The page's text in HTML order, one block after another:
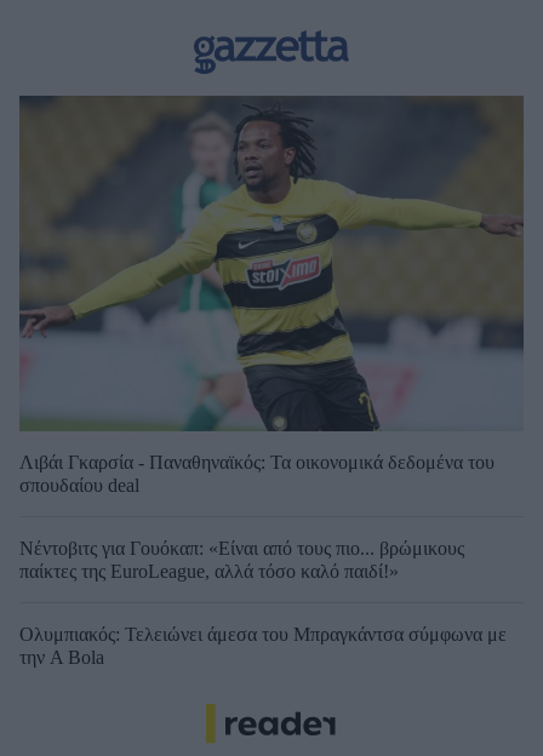
Λιβάι Γκαρσία - Παναθηναϊκός: Τα οικονομικά δεδομένα του
σπουδαίου deal
Νέντοβιτς για Γουόκαπ: «Είναι από τους πιο... βρώμικους
παίκτες της EuroLeague, αλλά τόσο καλό παιδί!»
Ολυμπιακός: Τελειώνει άμεσα του Μπραγκάντσα σύμφωνα με
την A Bola